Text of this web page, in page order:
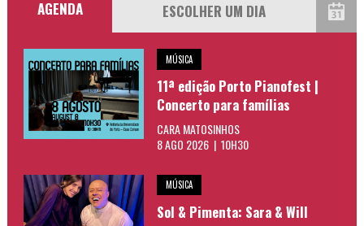
AGENDA
MÚSICA
11ª edição Porto Pianofest |
Concerto para famílias
CARA MATOSINHOS
8 AGO 2026 | 10H30
MÚSICA
Sol & Pimenta: Sara & Will